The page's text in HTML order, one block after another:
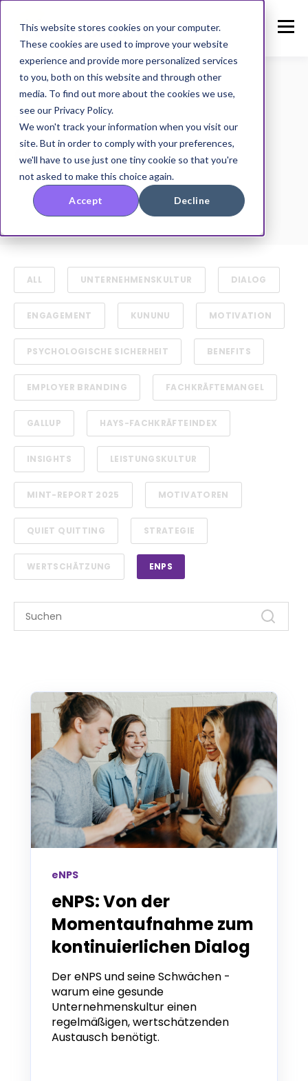
This website stores cookies on your computer.
These cookies are used to improve your website
experience and provide more personalized services
to you, both on this website and through other
media. To find out more about the cookies we use,
see our Privacy Policy.
We won't track your information when you visit our
site. But in order to comply with your preferences,
we'll have to use just one tiny cookie so that you're
not asked to make this choice again.
Accept Decline
eNPS
ALL UNTERNEHMENSKULTUR DIALOG
ENGAGEMENT KUNUNU MOTIVATION
PSYCHOLOGISCHE SICHERHEIT BENEFITS
EMPLOYER BRANDING FACHKRÄFTEMANGEL
GALLUP HAYS-FACHKRÄFTEINDEX
INSIGHTS LEISTUNGSKULTUR
MINT-REPORT 2025 MOTIVATOREN
QUIET QUITTING STRATEGIE
WERTSCHÄTZUNG ENPS
eNPS
eNPS: Von der
Momentaufnahme zum
kontinuierlichen Dialog
Der eNPS und seine Schwächen -
warum eine gesunde
Unternehmenskultur einen
regelmäßigen, wertschätzenden
Austausch benötigt.